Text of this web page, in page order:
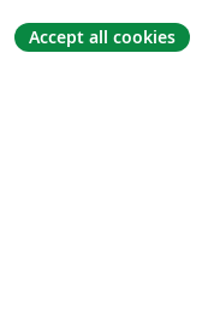
Accept all cookies